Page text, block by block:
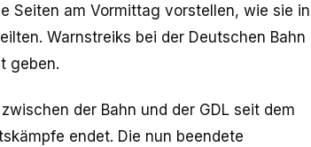
Seiten am Vormittag vorstellen, wie sie in
Warnstreiks bei der Deutschen Bahn
geben.
der Bahn und der GDL seit dem
endet. Die nun beendete